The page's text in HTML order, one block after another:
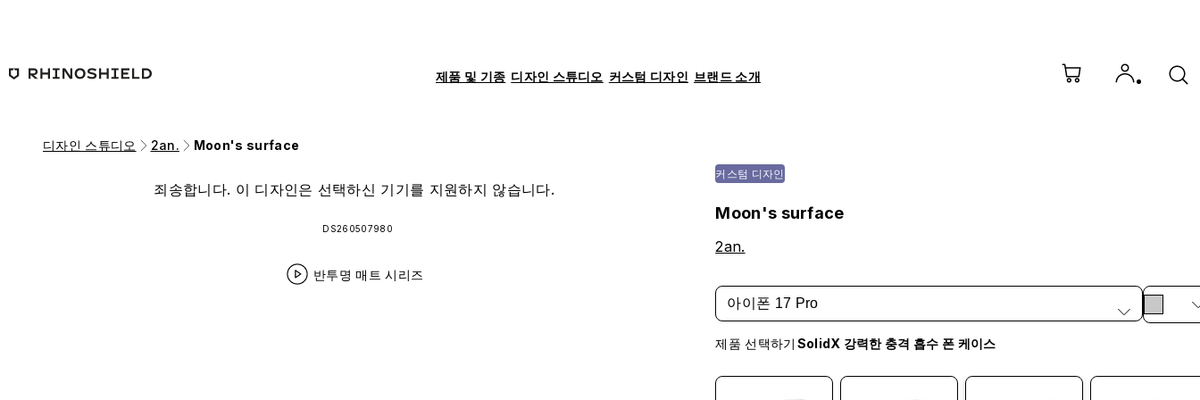
제품 및 기종 디자인 스튜디오 커스텀 디자인 브랜드 소개
디자인 스튜디오 2an. Moon's surface
죄송합니다. 이 디자인은 선택하신 기기를 지원하지 않습니다.
DS260507980
반투명 매트 시리즈
커스텀 디자인
Moon's surface
2an.
아이폰 17 Pro
제품 선택하기 SolidX 강력한 충격 흡수 폰 케이스